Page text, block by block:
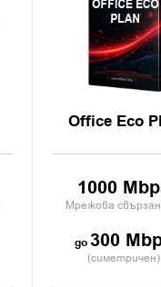
OFFICE ECO
PLAN
Office Eco
1000
Мрежова
300
(симетричен)